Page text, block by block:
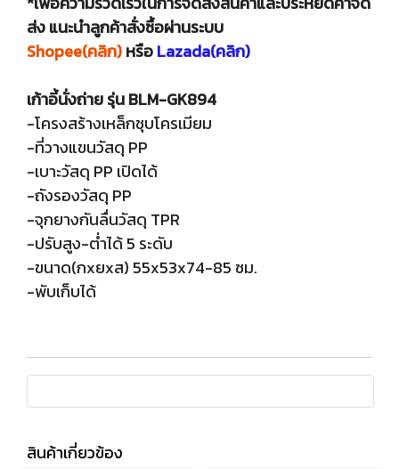
ส่ง แนะนำลูกค้าสั่งซื้อผ่านระบบ
Shopee(คลิก)หรือLazada(คลิก)
เก้าอี้นั่งถ่าย รุ่น BLM-GK894
-โครงสร้างเหล็กชุบโครเมียม
-ที่วางแขนวัสดุ PP
-เบาะวัสดุ PP เปิดได้
-ถังรองวัสดุ PP
-จุกยางกันลื่นวัสดุ TPR
-ปรับสูง-ต่ำได้ 5 ระดับ
-ขนาด(กxยxส) 55x53x74-85 ซม.
-พับเก็บได้
สินค้าเกี่ยวข้อง